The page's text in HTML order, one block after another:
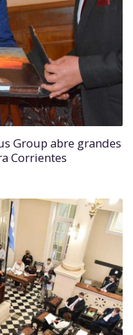
Group abre grandes
Corrientes